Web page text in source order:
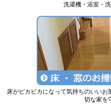
洗濯機・浴室・
床がピカピカになって気持ちのいい
切な家を